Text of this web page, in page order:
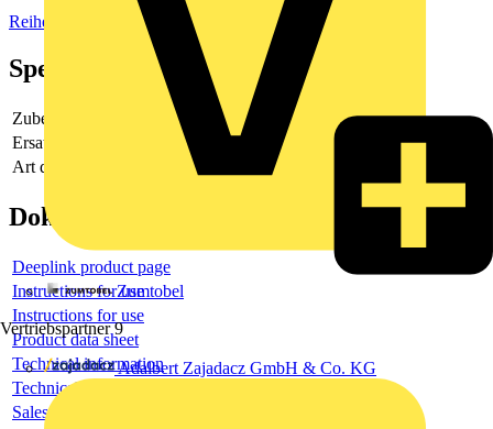
Zumtobel
Vertriebspartner 9
Adalbert Zajadacz GmbH & Co. KG
Reiheneinbau-/Aufbaugeräte
Spezifikationen
Zubehör
Ersatzteil
Art des Zubehörs/Ersatzteils
Dokumente
Deeplink product page
Instructions for use
Instructions for use
Product data sheet
Technical information
Technical information
Sales brochure